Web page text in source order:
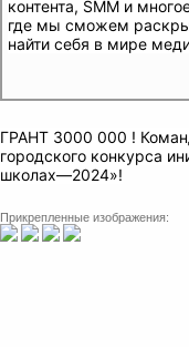
контента, SMM и
где мы сможем
найти себя в мире
ГРАНТ 3000 000 !
городского конкурса
школах—2024»!
Прикрепленные изображения: